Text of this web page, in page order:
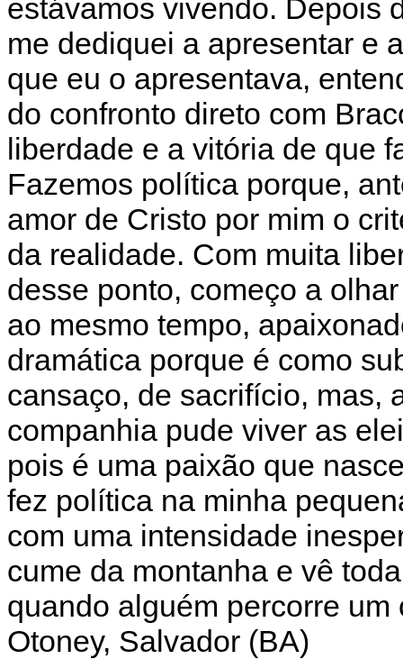
estávamos vivendo. Depois
me dediquei a apresentar e
que eu o apresentava,
do confronto direto com
liberdade e a vitória de que
Fazemos política porque,
amor de Cristo por mim o
da realidade. Com muita
desse ponto, começo a
ao mesmo tempo,
dramática porque é como
cansaço, de sacrifício, mas,
companhia pude viver as
pois é uma paixão que
fez política na minha
com uma intensidade
cume da montanha e vê
quando alguém percorre
Otoney, Salvador (BA)